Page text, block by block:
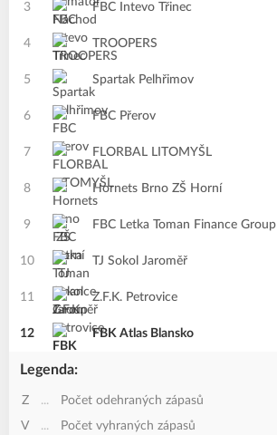
3 FBC Intevo Třinec
4 TROOPERS
5 Spartak Pelhřimov
6 FBC Přerov
7 FLORBAL LITOMYŠL
8 Hornets Brno ZŠ Horní
9 FBC Letka Toman Finance Group
10 TJ Sokol Jaroměř
11 Z.F.K. Petrovice
12 FBK Atlas Blansko
Legenda:
Z ...
Počet odehraných zápasů
V
...
Počet vyhraných zápasů